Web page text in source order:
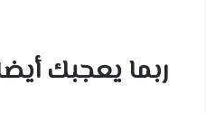
ربما يعجبك